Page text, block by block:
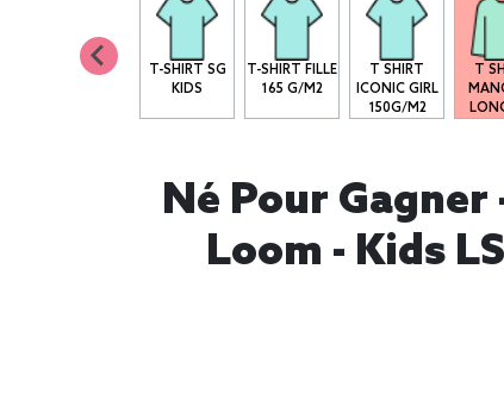
T-SHIRT SG
KIDS
T-SHIRT FILLE
165 G/M2
T SHIRT
ICONIC GIRL
150G/M2
T
Né Pour
Loom - Kids